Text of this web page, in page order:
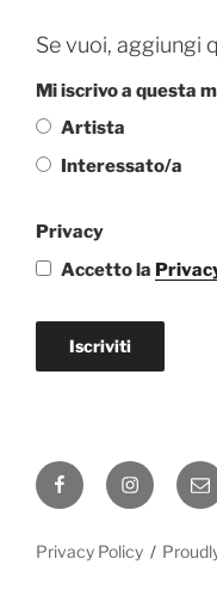
Se vuoi, aggiungi
Mi iscrivo a questa
Artista
Interessato/a
Privacy
Accetto la
Iscriviti
FacebookInstagram
Privacy Policy